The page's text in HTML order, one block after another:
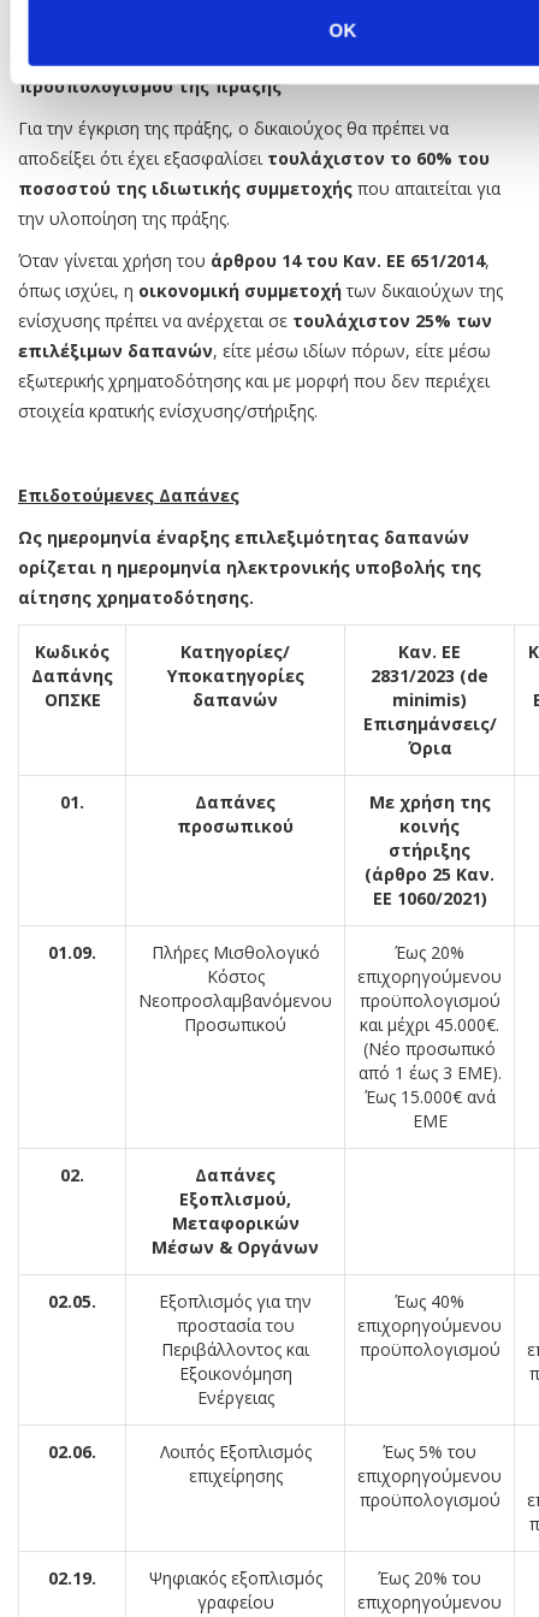
OK
δημόσια χρηματοδότηση της πράξης,
προϋπολογισμού της πράξης
Για την έγκριση της πράξης, ο δικαιούχος θα πρέπει να
αποδείξει ότι έχει εξασφαλίσει τουλάχιστον το 60% του
ποσοστού της ιδιωτικής συμμετοχής που απαιτείται για
την υλοποίηση της πράξης.
Όταν γίνεται χρήση του άρθρου 14 του Καν. ΕΕ 651/2014,
όπως ισχύει, η οικονομική συμμετοχή των δικαιούχων της
ενίσχυσης πρέπει να ανέρχεται σε τουλάχιστον 25% των
επιλέξιμων δαπανών, είτε μέσω ιδίων πόρων, είτε μέσω
εξωτερικής χρηματοδότησης και με μορφή που δεν περιέχει
στοιχεία κρατικής ενίσχυσης/στήριξης.
Επιδοτούμενες Δαπάνες
Ως ημερομηνία έναρξης επιλεξιμότητας δαπανών
ορίζεται η ημερομηνία ηλεκτρονικής υποβολής της
αίτησης χρηματοδότησης.
Κωδικός
Δαπάνης
ΟΠΣΚΕ
Κατηγορίες/
Υποκατηγορίες
δαπανών
Καν. ΕΕ
2831/2023 (de
minimis)
Επισημάνσεις/
Όρια
01.
Δαπάνες
προσωπικού
Με χρήση της
κοινής
στήριξης
(άρθρο 25 Καν.
ΕΕ 1060/2021)
01.09.
Πλήρες Μισθολογικό
Κόστος
Νεοπροσλαμβανόμενου
Προσωπικού
Έως 20%
επιχορηγούμενου
προϋπολογισμού
και μέχρι 45.000€.
(Νέο προσωπικό
από 1 έως 3 ΕΜΕ).
Έως 15.000€ ανά
ΕΜΕ
02.
Δαπάνες
Εξοπλισμού,
Μεταφορικών
Μέσων & Οργάνων
02.05.
Εξοπλισμός για την
προστασία του
Περιβάλλοντος και
Εξοικονόμηση
Ενέργειας
Έως 40%
επιχορηγούμενου
προϋπολογισμού
02.06.
Λοιπός Εξοπλισμός
επιχείρησης
Έως 5% του
επιχορηγούμενου
προϋπολογισμού
02.19.
Ψηφιακός εξοπλισμός
γραφείου
Έως 20% του
επιχορηγούμενου